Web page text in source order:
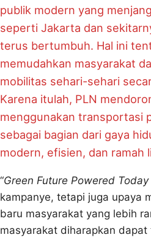
publik modern yang
seperti Jakarta dan
terus bertumbuh. Hal ini
memudahkan masyarakat
mobilitas sehari-sehari
Karena itulah, PLN
menggunakan transportasi
sebagai bagian dari gaya
modern, efisien, dan ramah
“Green Future Powered Today
kampanye, tetapi juga upaya
baru masyarakat yang lebih
masyarakat diharapkan